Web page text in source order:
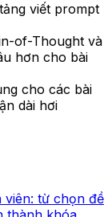
viết prompt
of-Thought và
hơn cho bài
cho các bài
dài hơi
viên: từ chọn đề